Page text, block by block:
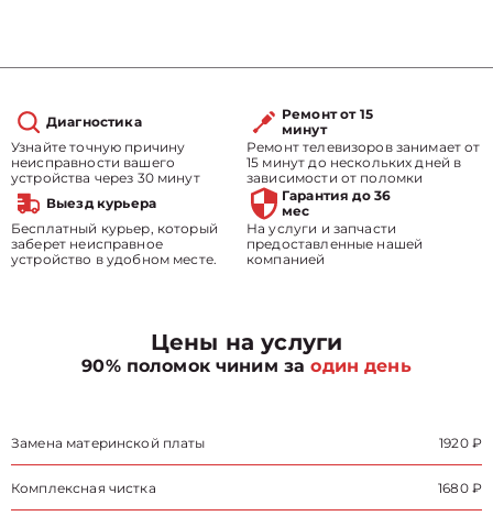
Диагностика
Узнайте точную причину
неисправности вашего
устройства через 30 минут
Ремонт от 15
минут
Ремонт телевизоров занимает от
15 минут до нескольких дней в
зависимости от поломки
Выезд курьера
Бесплатный курьер, который
заберет неисправное
устройство в удобном месте.
Гарантия до 36
мес
На услуги и запчасти
предоставленные нашей
компанией
Цены на услуги
90% поломок чиним заодин день
Замена материнской платы 1920 ₽
Комплексная чистка 1680 ₽